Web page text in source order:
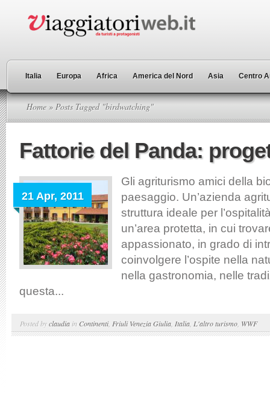
Italia Europa Africa America del Nord Asia Centro
Home » Posts Tagged "birdwatching"
Fattorie del Panda:
21 Apr, 2011
Gli agriturismo amici della
paesaggio. Un’azienda
struttura ideale per
un’area protetta, in cui
appassionato, in grado di
coinvolgere l’ospite nella
nella gastronomia, nelle
questa...
Posted byclaudia in Continenti, Friuli Venezia Giulia Italia L'altro turismo WWF